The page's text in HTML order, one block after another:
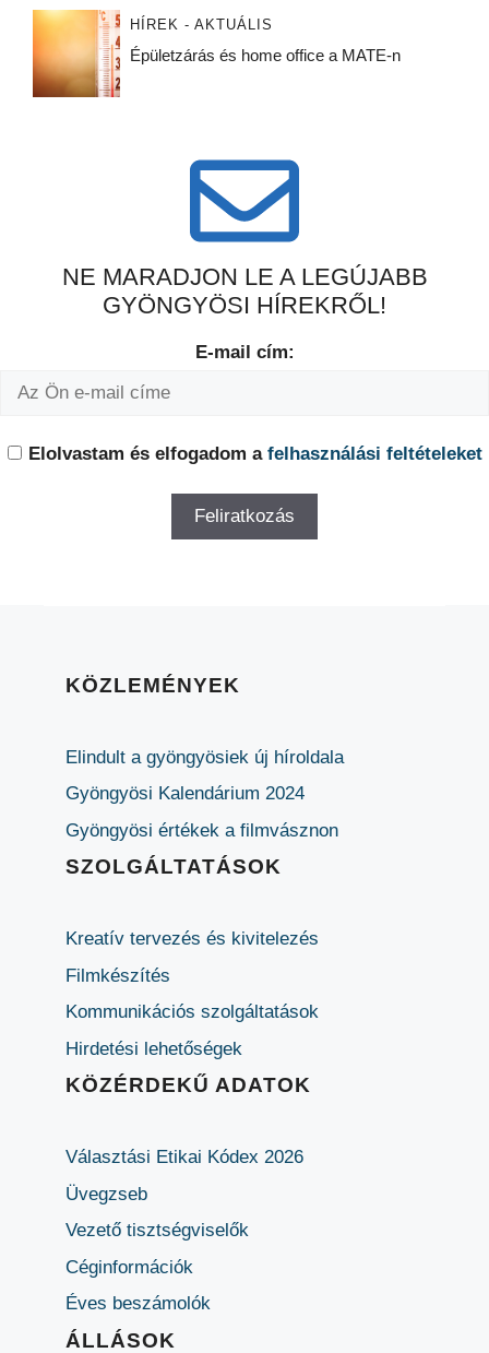
HÍREK - AKTUÁLIS
Épületzárás és home office a MATE-n
NE MARADJON LE A LEGÚJABB
GYÖNGYÖSI HÍREKRŐL!
E-mail cím:
Elolvastam és elfogadom a felhasználási feltételeket
KÖZLEMÉNYEK
Elindult a gyöngyösiek új híroldala
Gyöngyösi Kalendárium 2024
Gyöngyösi értékek a filmvásznon
SZOLGÁLTATÁSOK
Kreatív tervezés és kivitelezés
Filmkészítés
Kommunikációs szolgáltatások
Hirdetési lehetőségek
KÖZÉRDEKŰ ADATOK
Választási Etikai Kódex 2026
Üvegzseb
Vezető tisztségviselők
Céginformációk
Éves beszámolók
ÁLLÁSOK